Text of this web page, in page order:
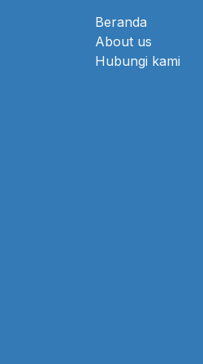
Beranda
About us
Hubungi kami